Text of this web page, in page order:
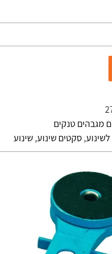
מגבהים טנקים
,סקטים שינוע,שינוע